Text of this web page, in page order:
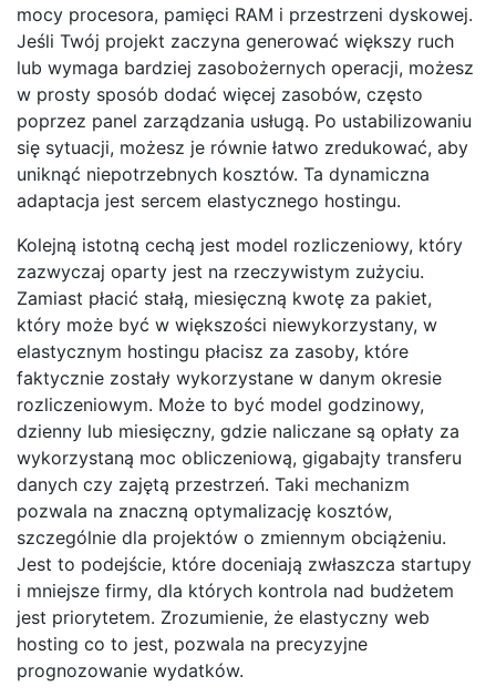
mocy procesora, pamięci RAM i przestrzeni dyskowej.
Jeśli Twój projekt zaczyna generować większy ruch
lub wymaga bardziej zasobożernych operacji, możesz
w prosty sposób dodać więcej zasobów, często
poprzez panel zarządzania usługą. Po ustabilizowaniu
się sytuacji, możesz je równie łatwo zredukować, aby
uniknąć niepotrzebnych kosztów. Ta dynamiczna
adaptacja jest sercem elastycznego hostingu.
Kolejną istotną cechą jest model rozliczeniowy, który
zazwyczaj oparty jest na rzeczywistym zużyciu.
Zamiast płacić stałą, miesięczną kwotę za pakiet,
który może być w większości niewykorzystany, w
elastycznym hostingu płacisz za zasoby, które
faktycznie zostały wykorzystane w danym okresie
rozliczeniowym. Może to być model godzinowy,
dzienny lub miesięczny, gdzie naliczane są opłaty za
wykorzystaną moc obliczeniową, gigabajty transferu
danych czy zajętą przestrzeń. Taki mechanizm
pozwala na znaczną optymalizację kosztów,
szczególnie dla projektów o zmiennym obciążeniu.
Jest to podejście, które doceniają zwłaszcza startupy
i mniejsze firmy, dla których kontrola nad budżetem
jest priorytetem. Zrozumienie, że elastyczny web
hosting co to jest, pozwala na precyzyjne
prognozowanie wydatków.